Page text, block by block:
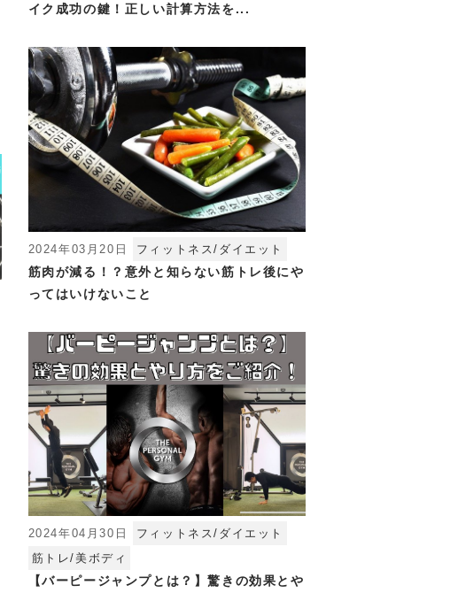
イク成功の鍵！正しい計算方法を...
2024年03月20日 フィットネス/ダイエット
筋肉が減る！？意外と知らない筋トレ後にや
ってはいけないこと
2024年04月30日
フィットネス/ダイエット
筋トレ/美ボディ
【バーピージャンプとは？】驚きの効果とや